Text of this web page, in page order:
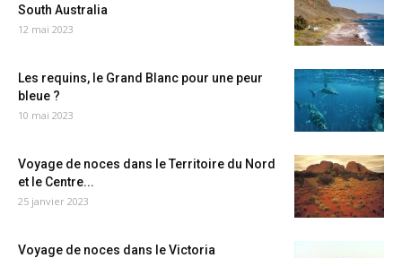
South Australia
12 mai 2023
Les requins, le Grand Blanc pour une peur
bleue ?
10 mai 2023
Voyage de noces dans le Territoire du Nord
et le Centre...
25 janvier 2023
Voyage de noces dans le Victoria